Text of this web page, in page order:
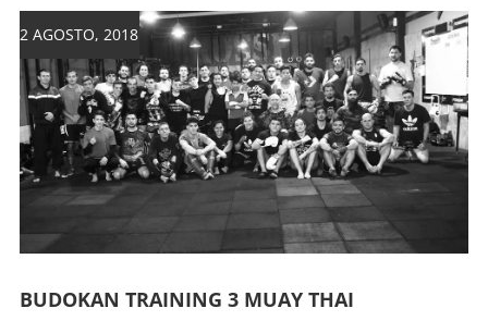
2 AGOSTO, 2018
BUDOKAN TRAINING 3 MUAY THAI